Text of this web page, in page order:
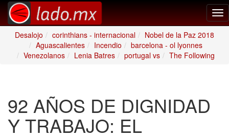
Desalojo
corinthians - internacional
Nobel de la Paz 2018
Aguascalientes
Incendio
barcelona - ol lyonnes
Venezolanos
Lenia Batres portugal vs The Following
92 AÑOS DE DIGNIDAD
Y TRABAJO: EL